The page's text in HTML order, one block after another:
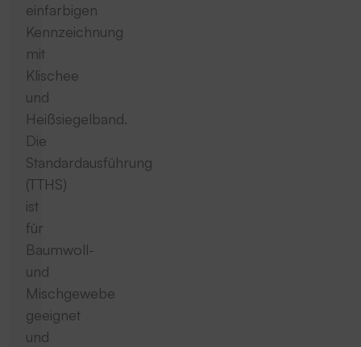
einfarbigen
Kennzeichnung
mit
Klischee
und
Heißsiegelband.
Die
Standardausführung
(TTHS)
ist
für
Baumwoll-
und
Mischgewebe
geeignet
und